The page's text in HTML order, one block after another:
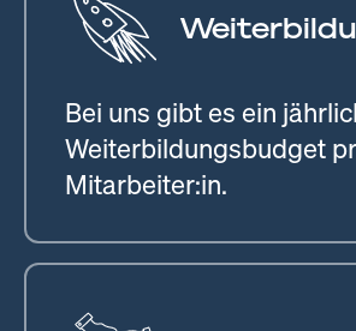
Bei uns gibt es ein
Weiterbildungsbudget
Mitarbeiter:in.